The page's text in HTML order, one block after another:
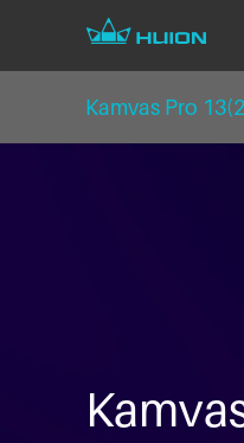
Kamvas Pro